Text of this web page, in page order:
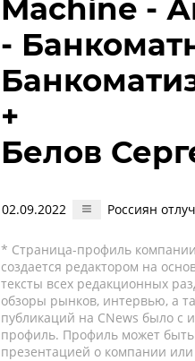
Machine -
-
+
Белов
02.09.2022 Россиян
* Страница-профиль
создается редактором на
тексты всех редакционных
обзоры рынков, интервью, а
публикаций на CNews было с
профиль. Профиль может
презентацией о компании или